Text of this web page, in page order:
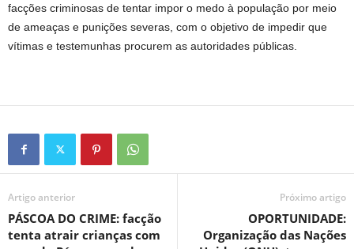
facções criminosas de tentar impor o medo à população por meio
de ameaças e punições severas, com o objetivo de impedir que
vítimas e testemunhas procurem as autoridades públicas.
Artigo anterior
PÁSCOA DO CRIME: facção
tenta atrair crianças com
Próximo artigo
OPORTUNIDADE:
Organização das Nações